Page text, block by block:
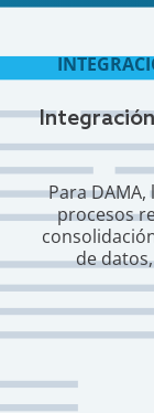
Para
procesos
de